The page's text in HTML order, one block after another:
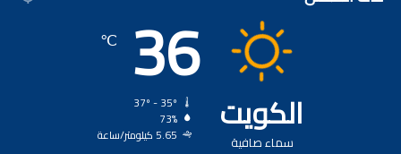
الكويت
سماء صافية
36
℃
73%
5.65 كيلومتر/ساعة